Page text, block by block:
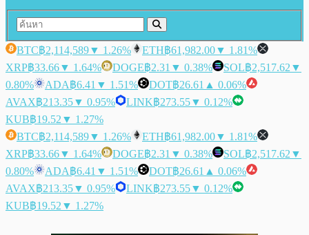
BTC฿2,114,589▼ 1.26% ETH฿61,982.00▼ 1.81%
XRP฿33.66▼ 1.64% DOGE฿2.31 ▼ 0.38% SOL฿2,517.62 ▼
0.80%
ADA฿6.41 ▼ 1.51% DOT฿26.61 ▲ 0.06%
AVAX฿213.35▼ 0.95% LINK฿273.55▼ 0.12%
KUB฿19.52 ▼ 1.27%
BTC฿2,114,589▼ 1.26% ETH฿61,982.00▼ 1.81%
XRP฿33.66▼ 1.64% DOGE฿2.31 ▼ 0.38% SOL฿2,517.62 ▼
0.80%
ADA฿6.41 ▼ 1.51% DOT฿26.61 ▲ 0.06%
AVAX฿213.35▼ 0.95% LINK฿273.55▼ 0.12%
KUB฿19.52 ▼ 1.27%